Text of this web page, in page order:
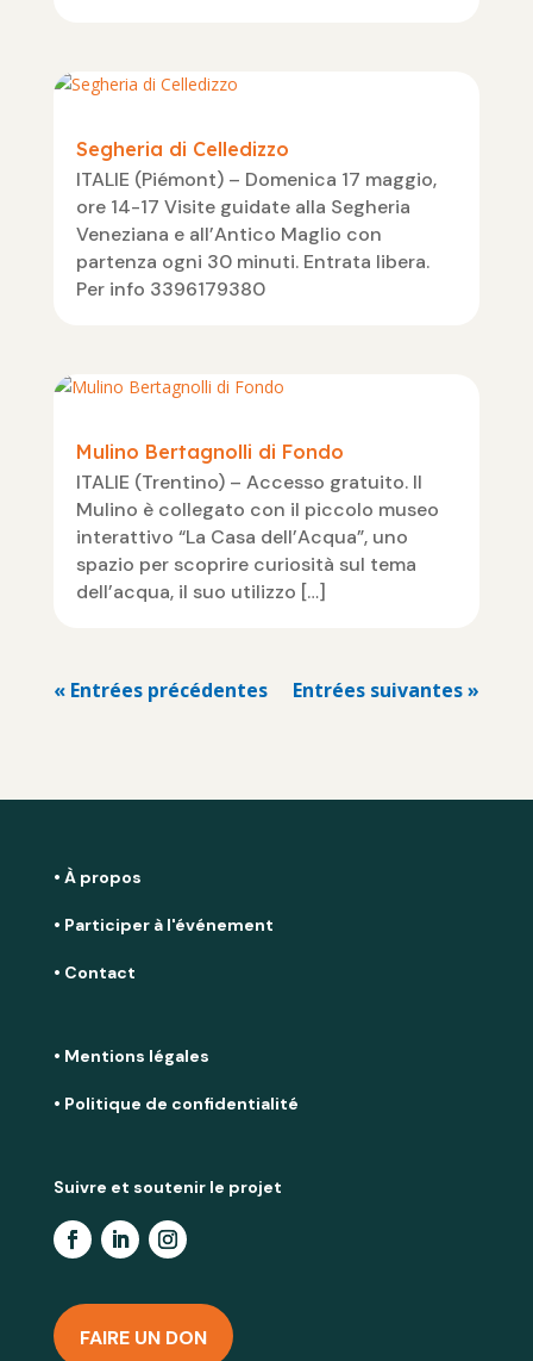
Segheria di Celledizzo
ITALIE (Piémont) – Domenica 17 maggio,
ore 14-17 Visite guidate alla Segheria
Veneziana e all’Antico Maglio con
partenza ogni 30 minuti. Entrata libera.
Per info 3396179380
Mulino Bertagnolli di Fondo
ITALIE (Trentino) – Accesso gratuito. Il
Mulino è collegato con il piccolo museo
interattivo “La Casa dell’Acqua”, uno
spazio per scoprire curiosità sul tema
dell’acqua, il suo utilizzo […]
« Entrées précédentes Entrées suivantes »
• À propos
• Participer à l'événement
• Contact
• Mentions légales
• Politique de confidentialité
Suivre et soutenir le projet
FAIRE UN DON